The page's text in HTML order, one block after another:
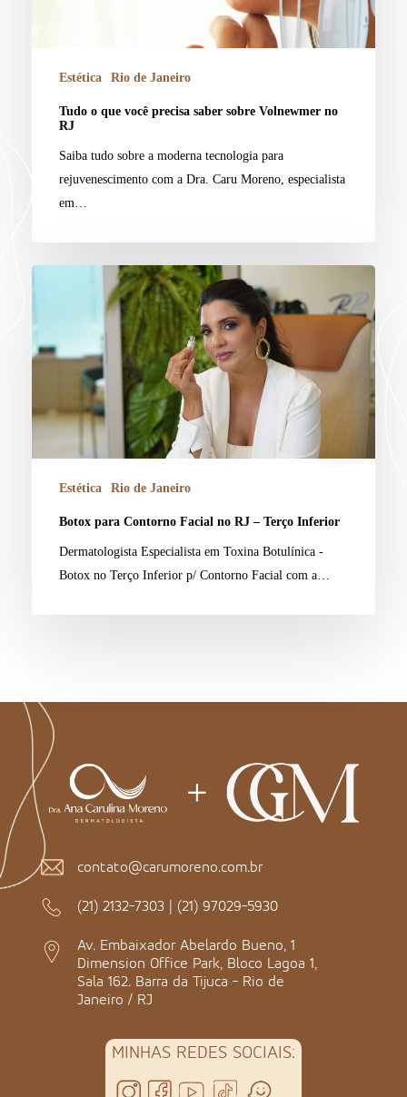
Estética Rio de Janeiro
Tudo o que você precisa saber sobre Volnewmer no
RJ
Saiba tudo sobre a moderna tecnologia para
rejuvenescimento com a Dra. Caru Moreno, especialista
em…
Estética Rio de Janeiro
Botox para Contorno Facial no RJ – Terço Inferior
Dermatologista Especialista em Toxina Botulínica -
Botox no Terço Inferior p/ Contorno Facial com a…
contato@carumoreno.com.br
(21) 2132-7303 | (21) 97029-5930
Av. Embaixador Abelardo Bueno, 1
Dimension Office Park, Bloco Lagoa 1,
Sala 162. Barra da Tijuca - Rio de
Janeiro / RJ
MINHAS REDES SOCIAIS: